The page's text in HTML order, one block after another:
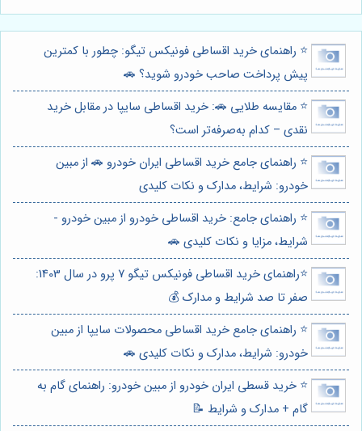
⭐️ راهنمای خرید اقساطی فونیکس تیگو: چطور با کمترین
پیش پرداخت صاحب خودرو شوید؟ 🚗
⭐️ مقایسه طلایی 🚗: خرید اقساطی سایپا در مقابل خرید
نقدی – کدام به‌صرفه‌تر است؟
⭐️ راهنمای جامع خرید اقساطی ایران خودرو 🚗 از مبین
خودرو: شرایط، مدارک و نکات کلیدی
⭐️ راهنمای جامع: خرید اقساطی خودرو از مبین خودرو -
شرایط، مزایا و نکات کلیدی 🚗
⭐️راهنمای خرید اقساطی فونیکس تیگو 7 پرو در سال 1403:
صفر تا صد شرایط و مدارک 💰
⭐️ راهنمای جامع خرید اقساطی محصولات سایپا از مبین
خودرو: شرایط، مدارک و نکات کلیدی 🚗
⭐️ خرید قسطی ایران خودرو از مبین خودرو: راهنمای گام به
گام + مدارک و شرایط 📝